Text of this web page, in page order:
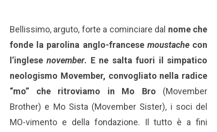
Bellissimo, arguto, forte a cominciare dal nome che
fonde la parolina anglo-francese moustachecon
l’inglesenovember. E ne salta fuori il simpatico
neologismo Movember, convogliato nella radice
“mo” che ritroviamo in Mo Bro (Movember
Brother) e Mo Sista (Movember Sister), i soci del
MO-vimento e della fondazione. Il tutto è a fini